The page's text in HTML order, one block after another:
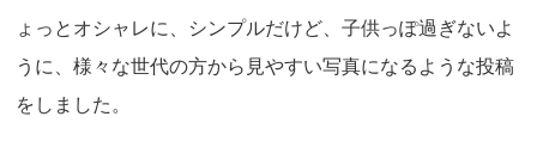
ょっとオシャレに、シンプルだけど、子供っぽ過ぎないよ
うに、様々な世代の方から見やすい写真になるような投稿
をしました。